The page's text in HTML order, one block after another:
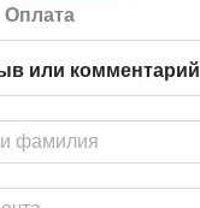
Оплата
или комментарий